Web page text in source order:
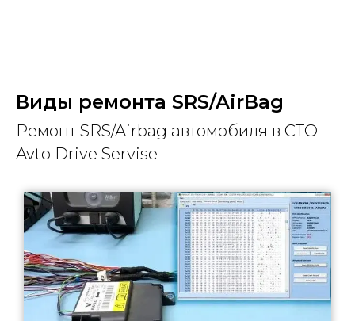
Виды ремонта SRS/AirBag
Ремонт SRS/Airbag автомобиля в СТО
Avto Drive Servise